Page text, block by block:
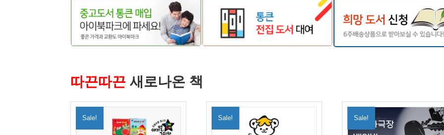
따끈따끈 새로나온 책
Sale! Sale! Sale!